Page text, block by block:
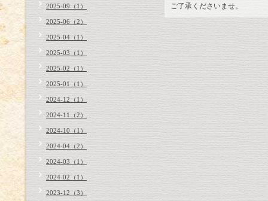
ご了承くださいませ。
2025-09（1）
2025-06（2）
2025-04（1）
2025-03（1）
2025-02（1）
2025-01（1）
2024-12（1）
2024-11（2）
2024-10（1）
2024-04（2）
2024-03（1）
2024-02（1）
2023-12（3）